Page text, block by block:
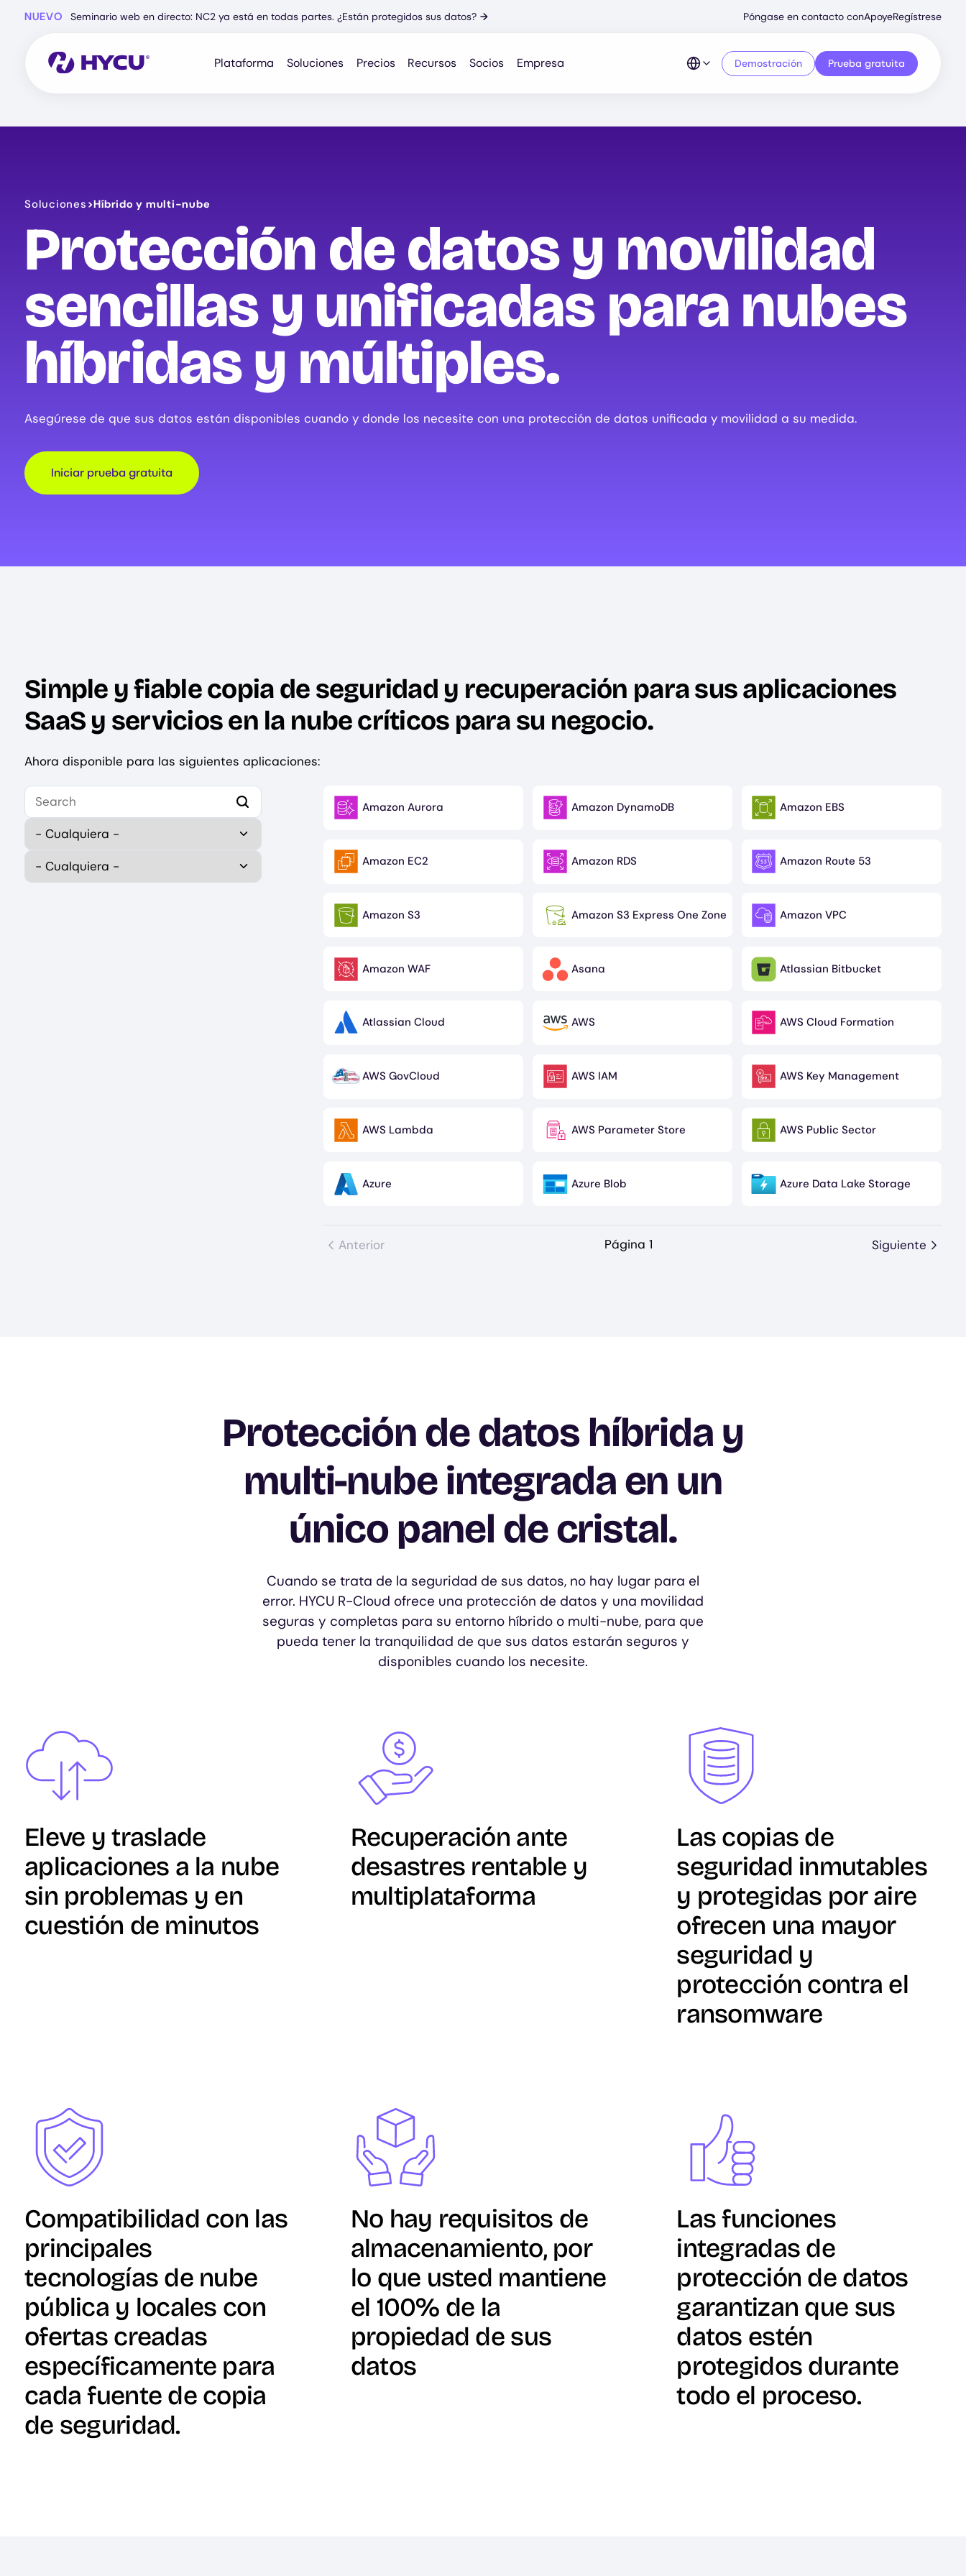
NUEVO Seminario web en directo: NC2 ya está en todas partes. ¿Están protegidos sus datos? →
Secondary
Menu
Póngase en contacto conApoyeRegístrese
Plataforma Soluciones Precios Recursos Socios Empresa Demostración Prueba gratuita
Soluciones >Híbrido y multi-nube
Protección de datos y movilidad
sencillas y unificadas para nubes
híbridas y múltiples.
Asegúrese de que sus datos están disponibles cuando y donde los necesite con una protección de datos unificada y movilidad a su medida.
Iniciar prueba gratuita
Simple y fiable copia de seguridad y recuperación para sus aplicaciones
SaaS y servicios en la nube críticos para su negocio.
Ahora disponible para las siguientes aplicaciones:
Select your first platform to get started.
Type
Publisher (field_publisher)
ImageAmazon Aurora ImageAmazon DynamoDB ImageAmazon EBS
ImageAmazon EC2 ImageAmazon RDS ImageAmazon Route 53
ImageAmazon S3 ImageAmazon S3 Express One Zone ImageAmazon VPC
ImageAmazon WAF ImageAsana ImageAtlassian Bitbucket
ImageAtlassian Cloud Image
AWS ImageAWS Cloud Formation
ImageAWS GovCloud ImageAWS IAM ImageAWS Key Management
ImageAWS Lambda ImageAWS Parameter Store ImageAWS Public Sector
Image
Azure ImageAzure Blob ImageAzure Data Lake Storage
Anterior Página 1 Siguiente
Protección de datos híbrida y
multi-nube integrada en un
único panel de cristal.
Cuando se trata de la seguridad de sus datos, no hay lugar para el
error. HYCU R-Cloud ofrece una protección de datos y una movilidad
seguras y completas para su entorno híbrido o multi-nube, para que
pueda tener la tranquilidad de que sus datos estarán seguros y
disponibles cuando los necesite.
Image
Eleve y traslade
aplicaciones a la nube
sin problemas y en
cuestión de minutos
Recuperación ante
desastres rentable y
multiplataforma
Image
Las copias de
seguridad inmutables
y protegidas por aire
ofrecen una mayor
seguridad y
protección contra el
ransomware
Image
Compatibilidad con las
principales
tecnologías de nube
pública y locales con
ofertas creadas
específicamente para
cada fuente de copia
de seguridad.
Image
No hay requisitos de
almacenamiento, por
lo que usted mantiene
el 100% de la
propiedad de sus
datos
Las funciones
integradas de
protección de datos
garantizan que sus
datos estén
protegidos durante
todo el proceso.